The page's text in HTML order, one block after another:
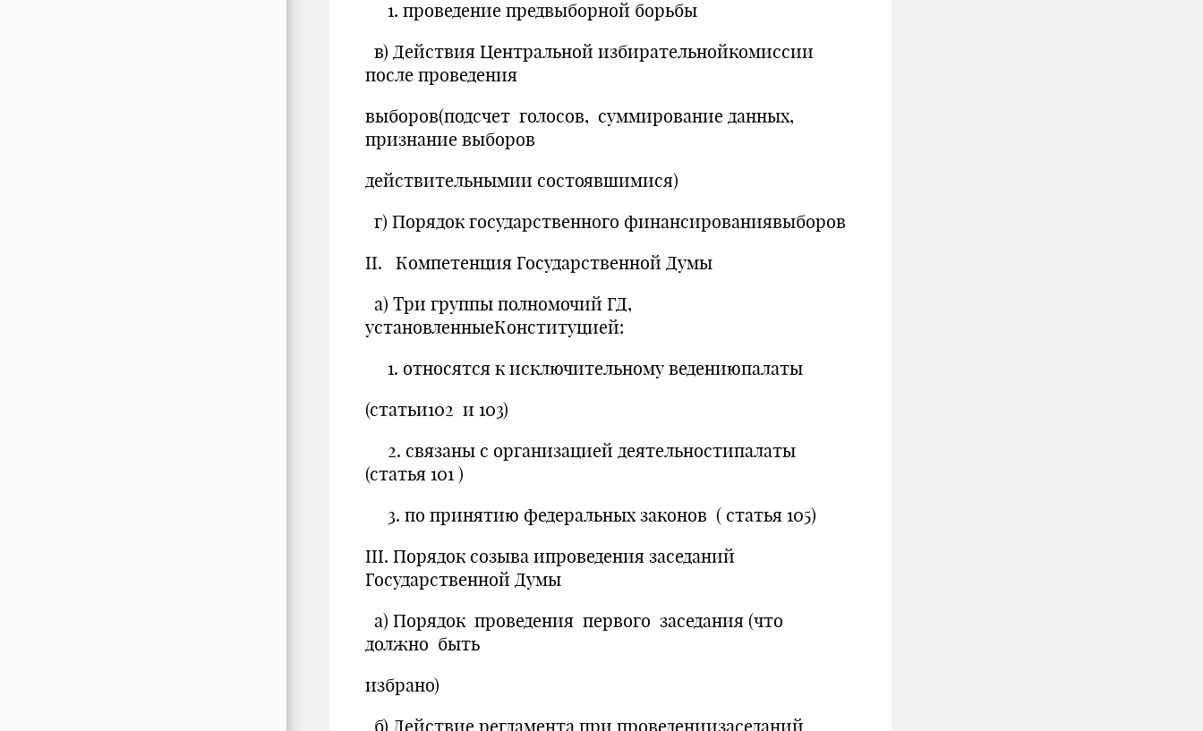
1. проведение предвыборной борьбы
в) Действия Центральной избирательнойкомиссии
после проведения
выборов(подсчет голосов, суммирование данных,
признание выборов
действительнымии состоявшимися)
г) Порядок государственного финансированиявыборов
II. Компетенция Государственной Думы
а) Три группы полномочий ГД,
установленныеКонституцией:
1. относятся к исключительному ведениюпалаты
(статьи102 и 103)
2. связаны с организацией деятельностипалаты
(статья 101 )
3. по принятию федеральных законов ( статья 105)
III. Порядок созыва ипроведения заседаний
Государственной Думы
а) Порядок проведения первого заседания (что
должно быть
избрано)
б) Действие регламента при проведениизаседаний